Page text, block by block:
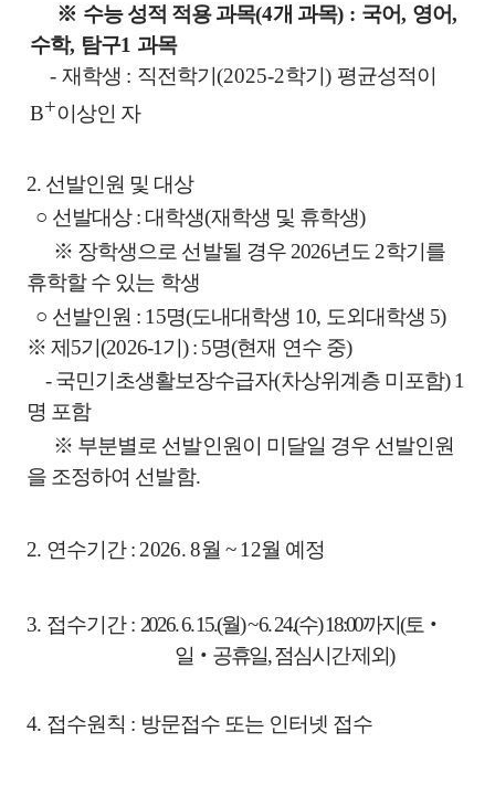
※ 수능 성적 적용 과목(4개 과목) : 국어, 영어,
수학, 탐구1 과목
- 재학생 : 직전학기 (2025-2학기 ) 평균성적이
B+이상인 자
2. 선발인원 및 대상
○ 선발대상: 대학생(재학생 및 휴학생)
※ 장학생으로 선발될 경우 2026년도 2학기를
휴학할 수 있는 학생
○ 선발인원 : 15명(도내대학생 10, 도외대학생 5)
※제5기(2026-1기) : 5명(현재 연수 중)
-국민기초생활보장수급자(차상위계층 미포함) 1
명 포함
※ 부분별로 선발인원이 미달일 경우 선발인원
을 조정하여 선발함.
2. 연수기간: 2026. 8월 ~ 12월 예정
3. 접수기간 : 2026. 6. 15.(월) ~ 6. 24.(수) 18:00까지(토 ‧
일 ‧ 공휴일,점심시간 제외)
4. 접수원칙 : 방문접수 또는 인터넷 접수